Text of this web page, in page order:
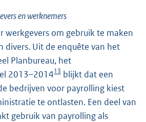
en werknemers
werkgevers om gebruik te maken
divers. Uit de enquête van het
Planbureau, het
2013–201413 blijkt dat een
bedrijven voor payrolling kiest
te ontlasten. Een deel van
gebruik van payrolling als